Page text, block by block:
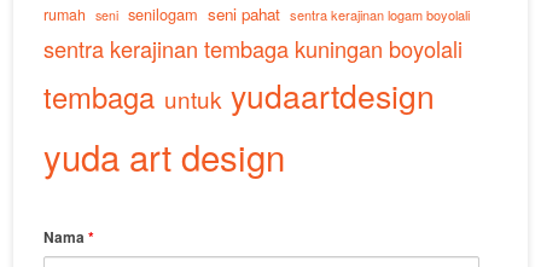
rumah seni senilogam seni pahat sentra kerajinan logam boyolali
sentra kerajinan tembaga kuningan boyolali
tembaga untuk yudaartdesign
yuda art design
Nama*